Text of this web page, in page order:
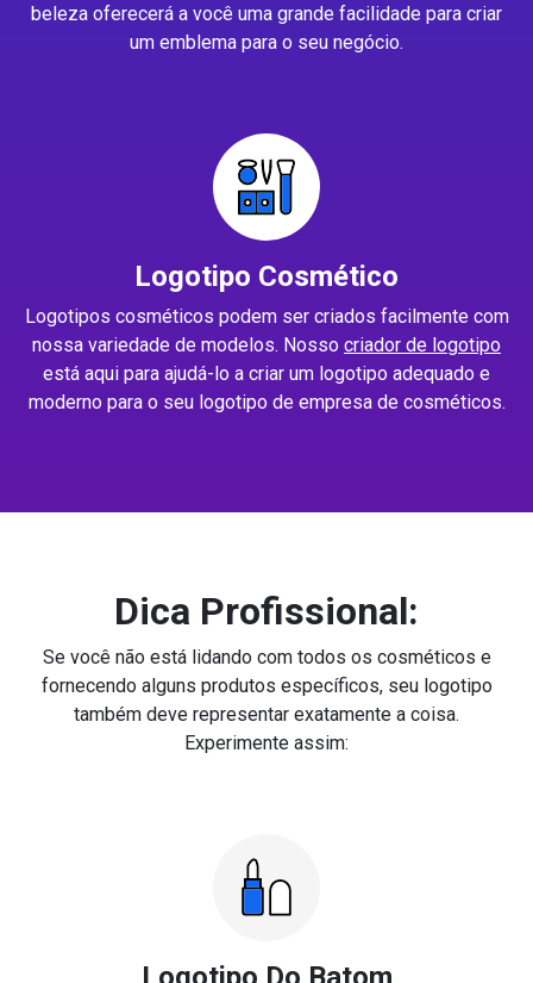
beleza oferecerá a você uma grande facilidade para criar
um emblema para o seu negócio.
Logotipo Cosmético
Logotipos cosméticos podem ser criados facilmente com
nossa variedade de modelos. Nosso criador de logotipo
está aqui para ajudá-lo a criar um logotipo adequado e
moderno para o seu logotipo de empresa de cosméticos.
Dica Profissional:
Se você não está lidando com todos os cosméticos e
fornecendo alguns produtos específicos, seu logotipo
também deve representar exatamente a coisa.
Experimente assim: